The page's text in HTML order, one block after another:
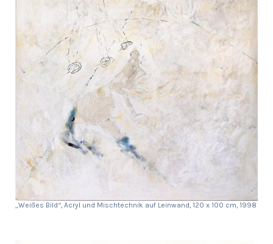
„Weißes Bild“, Acryl und Mischtechnik auf Leinwand, 120 x 100 cm, 1998